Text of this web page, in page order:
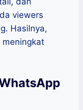
viewers
Hasilnya,